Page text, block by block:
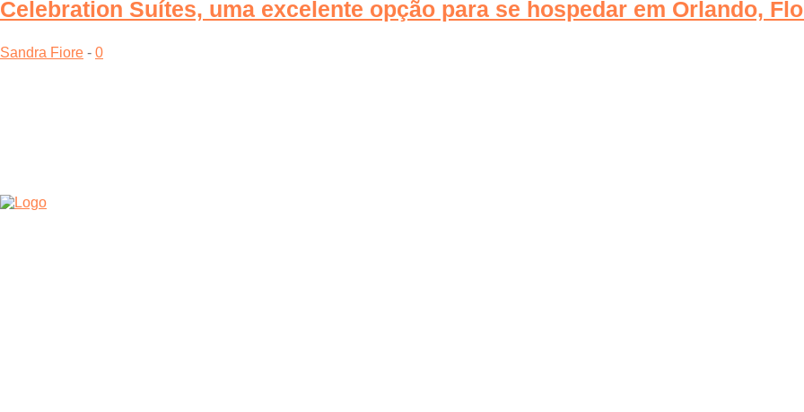
Celebration Suítes, uma excelente opção para se hospedar em Orlando,
Sandra Fiore - 0